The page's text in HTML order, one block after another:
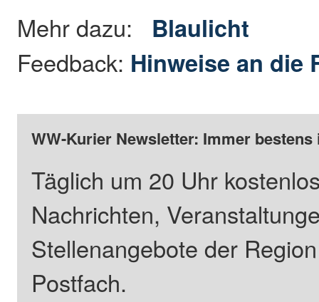
Mehr dazu: Blaulicht
Feedback: Hinweise an die
WW-Kurier Newsletter: Immer
Täglich um 20 Uhr
Nachrichten,
Stellenangebote der
Postfach.